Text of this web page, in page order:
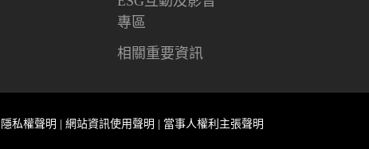
專區
相關重要資訊
| 隱私權聲明 | 網站資訊使用聲明 | 當事人權利主張聲明